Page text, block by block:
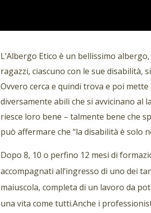
L’Albergo Etico è un bellissimo
ragazzi, ciascuno con le sue disabilità,
Ovvero cerca e quindi trova e poi
diversamente abili che si avvicinano al
riesce loro bene – talmente bene che
può affermare che “la disabilità è solo
Dopo 8, 10 o perfino 12 mesi di
accompagnati all’ingresso di uno dei
maiuscola, completa di un lavoro da
una vita come tutti.Anche i